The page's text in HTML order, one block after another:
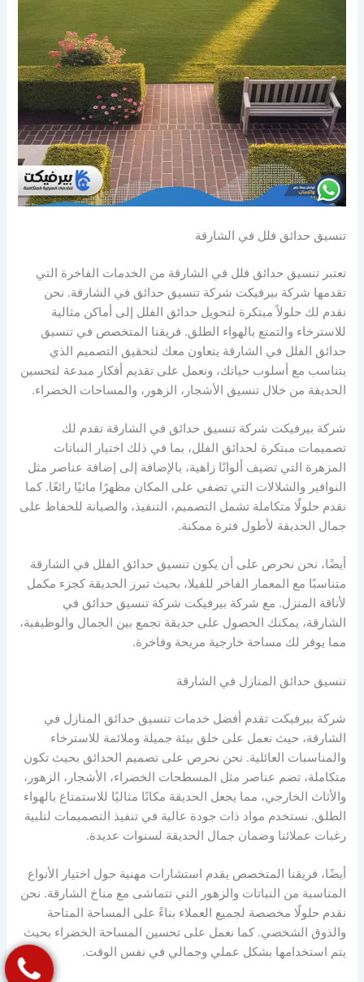
تنسيق حدائق فلل في الشارقة
تعتبر تنسيق حدائق فلل في الشارقة من الخدمات الفاخرة التي
تقدمها شركة بيرفيكت شركة تنسيق حدائق في الشارقة. نحن
نقدم لك حلولاً مبتكرة لتحويل حدائق الفلل إلى أماكن مثالية
للاسترخاء والتمتع بالهواء الطلق. فريقنا المتخصص في تنسيق
حدائق الفلل في الشارقة يتعاون معك لتحقيق التصميم الذي
يتناسب مع أسلوب حياتك، ونعمل على تقديم أفكار مبدعة لتحسين
الحديقة من خلال تنسيق الأشجار، الزهور، والمساحات الخضراء.
شركة بيرفيكت شركة تنسيق حدائق في الشارقة تقدم لك
تصميمات مبتكرة لحدائق الفلل، بما في ذلك اختيار النباتات
المزهرة التي تضيف ألوانًا زاهية، بالإضافة إلى إضافة عناصر مثل
النوافير والشلالات التي تضفي على المكان مظهرًا مائيًا رائعًا. كما
نقدم حلولًا متكاملة تشمل التصميم، التنفيذ، والصيانة للحفاظ على
جمال الحديقة لأطول فترة ممكنة.
أيضًا، نحن نحرص على أن يكون تنسيق حدائق الفلل في الشارقة
متناسبًا مع المعمار الفاخر للفيلا، بحيث تبرز الحديقة كجزء مكمل
لأناقة المنزل. مع شركة بيرفيكت شركة تنسيق حدائق في
الشارقة، يمكنك الحصول على حديقة تجمع بين الجمال والوظيفية،
مما يوفر لك مساحة خارجية مريحة وفاخرة.
تنسيق حدائق المنازل في الشارقة
شركة بيرفيكت تقدم أفضل خدمات تنسيق حدائق المنازل في
الشارقة، حيث نعمل على خلق بيئة جميلة وملائمة للاسترخاء
والمناسبات العائلية. نحن نحرص على تصميم الحدائق بحيث تكون
متكاملة، تضم عناصر مثل المسطحات الخضراء، الأشجار، الزهور،
والأثاث الخارجي، مما يجعل الحديقة مكانًا مثاليًا للاستمتاع بالهواء
الطلق. نستخدم مواد ذات جودة عالية في تنفيذ التصميمات لتلبية
رغبات عملائنا وضمان جمال الحديقة لسنوات عديدة.
أيضًا، فريقنا المتخصص يقدم استشارات مهنية حول اختيار الأنواع
المناسبة من النباتات والزهور التي تتماشى مع مناخ الشارقة. نحن
نقدم حلولًا مخصصة لجميع العملاء بناءً على المساحة المتاحة
والذوق الشخصي. كما نعمل على تحسين المساحة الخضراء بحيث
يتم استخدامها بشكل عملي وجمالي في نفس الوقت.